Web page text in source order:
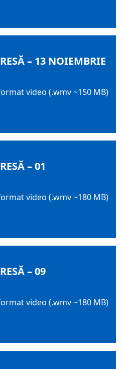
– 13 NOIEMBRIE
video (.wmv ~150 MB)
– 01
video (.wmv ~180 MB)
– 09
video (.wmv ~180 MB)